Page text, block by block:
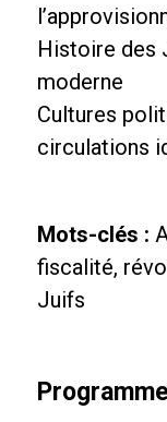
Histoire des
moderne
Cultures
circulations
Mots-clés :
fiscalité,
Juifs